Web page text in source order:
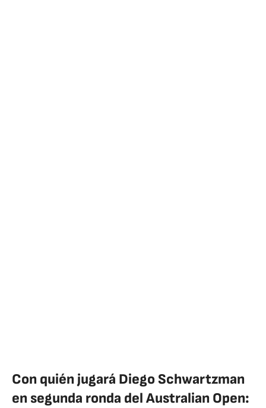
Con quién jugará Diego Schwartzman
en segunda ronda del Australian Open: